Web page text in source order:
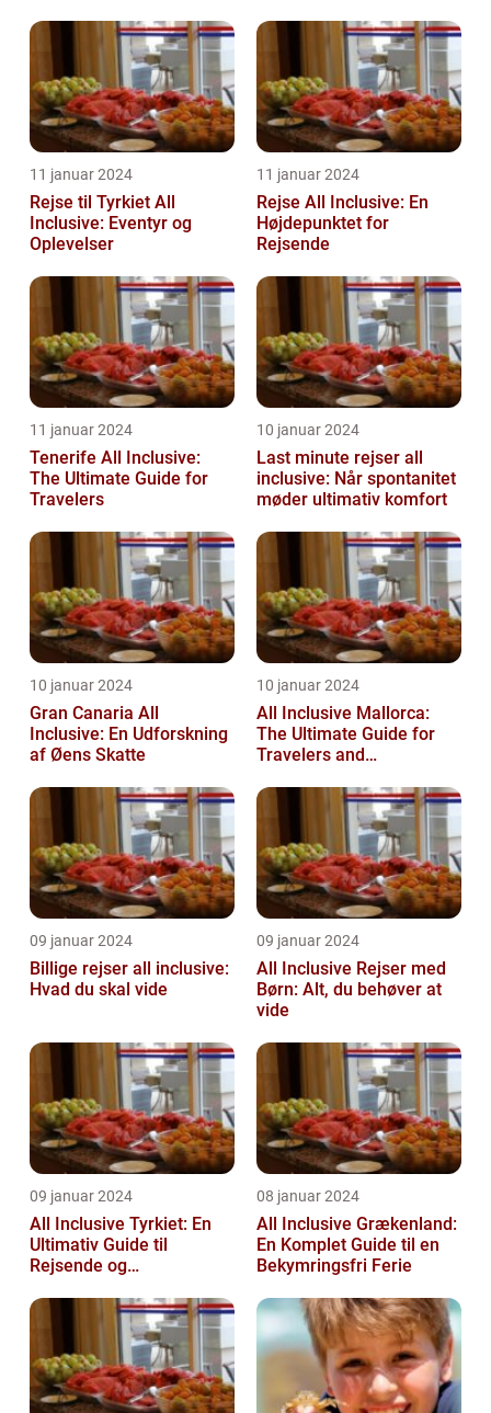
11 januar 2024
Rejse til Tyrkiet All
Inclusive: Eventyr og
Oplevelser
11 januar 2024
Rejse All Inclusive: En
Højdepunktet for
Rejsende
11 januar 2024
Tenerife All Inclusive:
The Ultimate Guide for
Travelers
10 januar 2024
Last minute rejser all
inclusive: Når spontanitet
møder ultimativ komfort
10 januar 2024
Gran Canaria All
Inclusive: En Udforskning
af Øens Skatte
10 januar 2024
All Inclusive Mallorca:
The Ultimate Guide for
Travelers and
09 januar 2024
Billige rejser all inclusive:
Hvad du skal vide
09 januar 2024
All Inclusive Rejser med
Børn: Alt, du behøver at
vide
09 januar 2024
All Inclusive Tyrkiet: En
Ultimativ Guide til
Rejsende og
08 januar 2024
All Inclusive Grækenland:
En Komplet Guide til en
Bekymringsfri Ferie